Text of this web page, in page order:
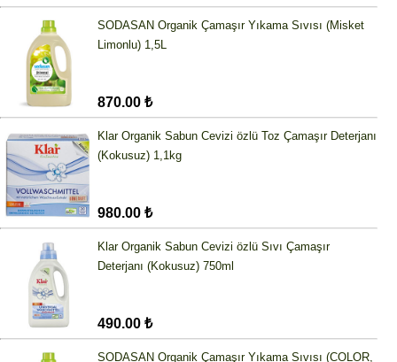
SODASAN Organik Çamaşır Yıkama Sıvısı (Misket
Limonlu) 1,5L
870.00 ₺
Klar Organik Sabun Cevizi özlü Toz Çamaşır Deterjanı
(Kokusuz) 1,1kg
980.00 ₺
Klar Organik Sabun Cevizi özlü Sıvı Çamaşır
Deterjanı (Kokusuz) 750ml
490.00 ₺
SODASAN Organik Çamaşır Yıkama Sıvısı (COLOR,